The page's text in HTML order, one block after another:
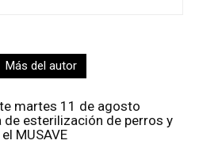
Más del autor
martes 11 de agosto
de esterilización de perros y
MUSAVE